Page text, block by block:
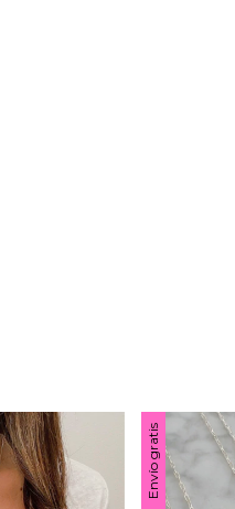
Envío gratis